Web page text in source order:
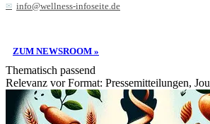
info@wellness-infoseite.de
ZUM NEWSROOM »
Thematisch passend
Relevanz vor Format: Pressemitteilungen,